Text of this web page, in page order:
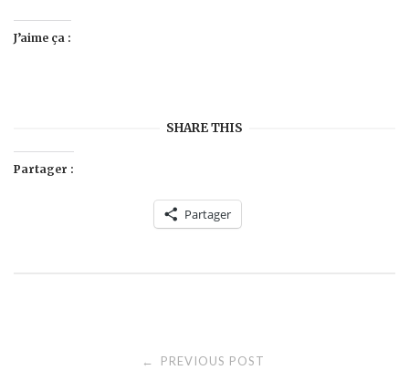
J’aime ça :
SHARE THIS
Partager :
Partager
← PREVIOUS POST